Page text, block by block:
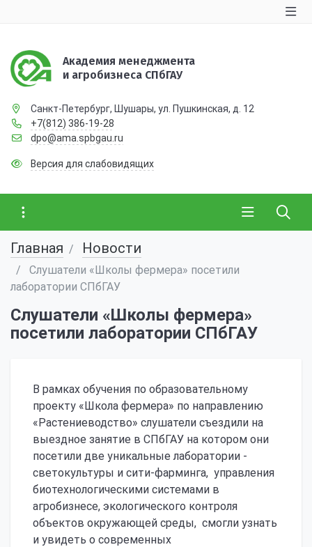
Академия менеджмента
и агробизнеса СПбГАУ
Санкт-Петербург, Шушары, ул. Пушкинская, д. 12
+7(812) 386-19-28
dpo@ama.spbgau.ru
Версия для слабовидящих
Главная Новости
Слушатели «Школы фермера» посетили
лаборатории СПбГАУ
Слушатели «Школы фермера»
посетили лаборатории СПбГАУ
В рамках обучения по образовательному
проекту «Школа фермера» по направлению
«Растениеводство» слушатели съездили на
выездное занятие в СПбГАУ на котором они
посетили две уникальные лаборатории -
светокультуры и сити-фарминга, управления
биотехнологическими системами в
агробизнесе, экологического контроля
объектов окружающей среды, смогли узнать
и увидеть о современных